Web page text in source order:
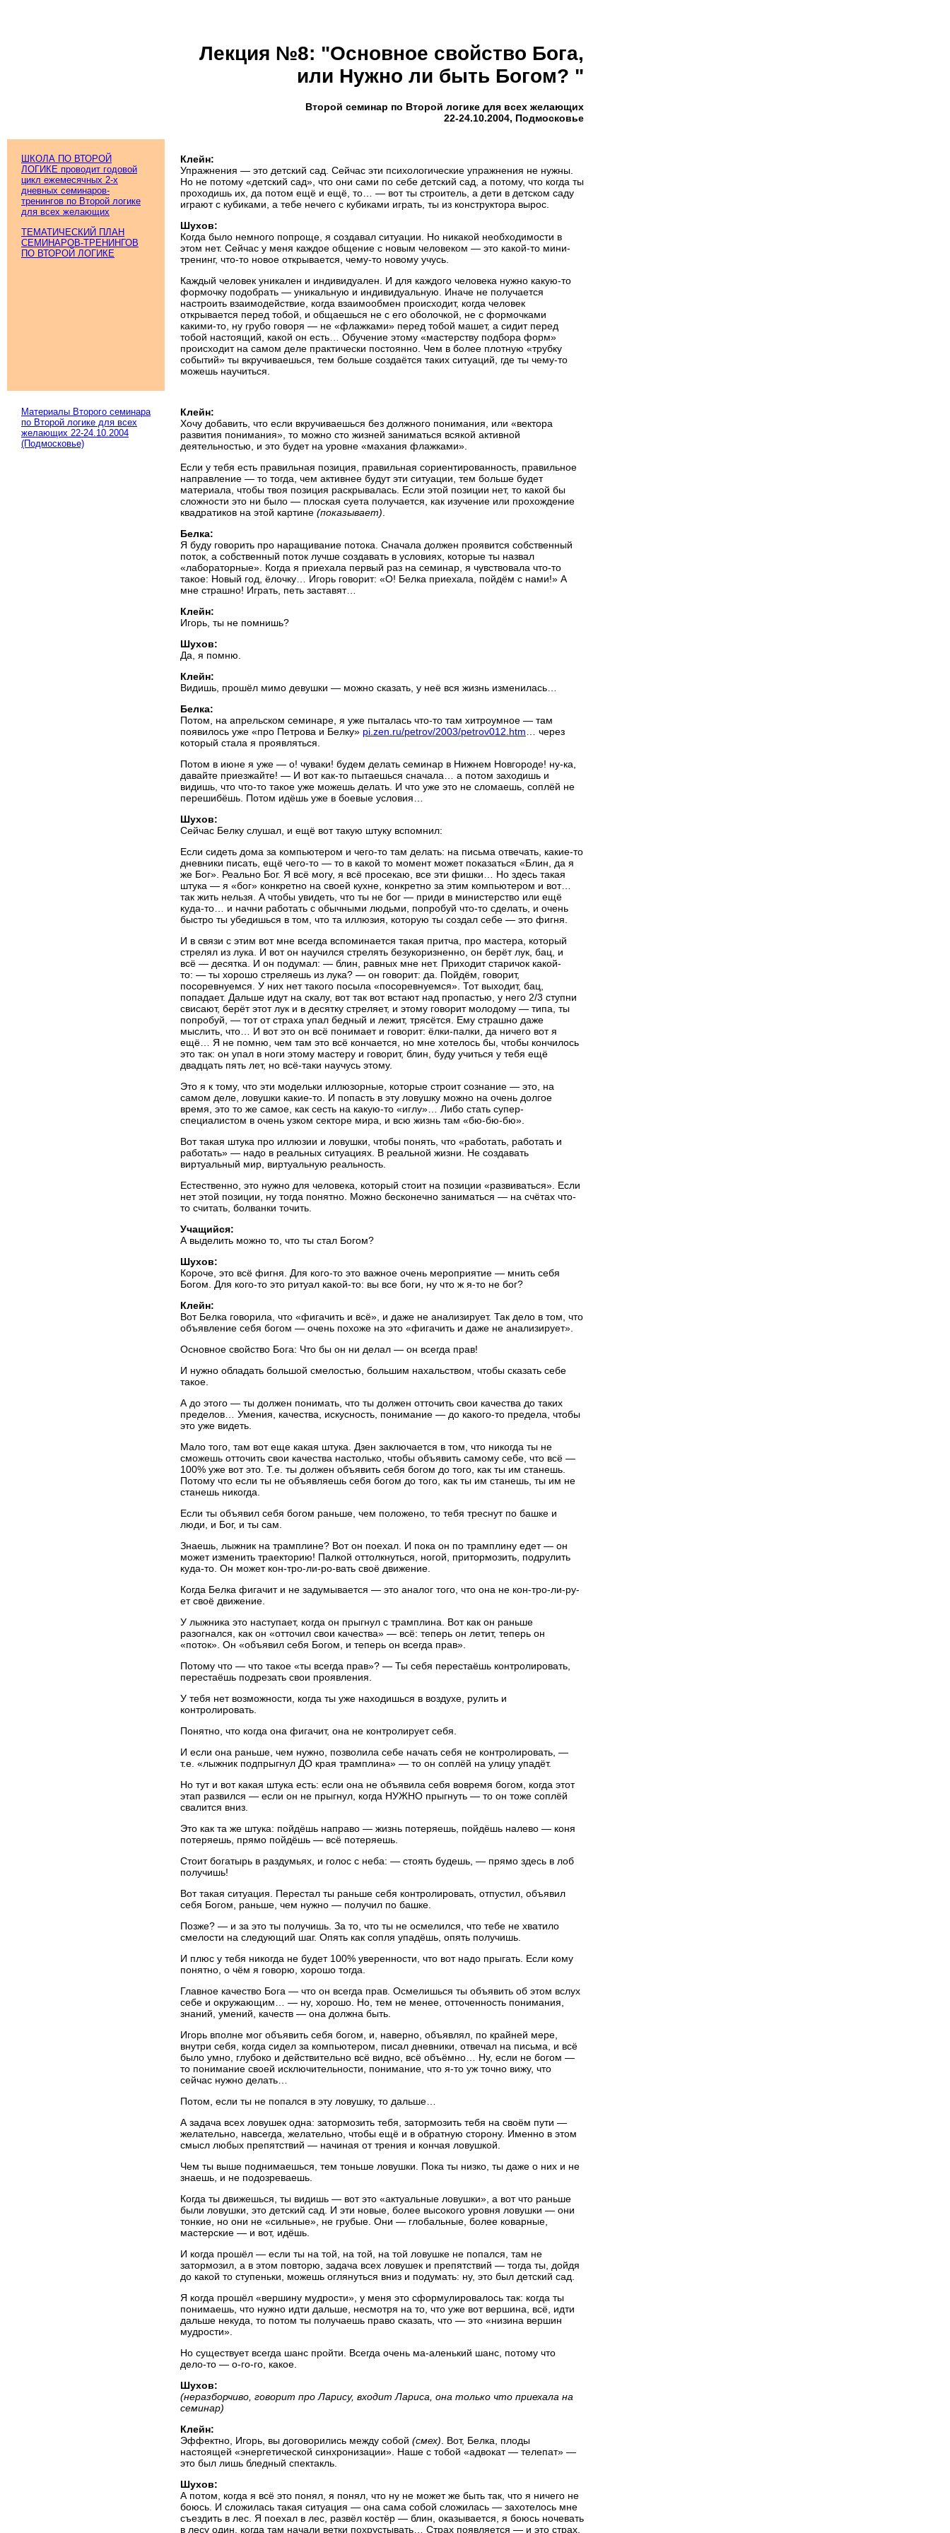
Лекция №8: "Основное свойство Бога,
или Нужно ли быть Богом? "
Второй семинар по Второй логике для всех желающих
22-24.10.2004, Подмосковье
ШКОЛА ПО ВТОРОЙ
ЛОГИКЕ проводит годовой
цикл ежемесячных 2-х
дневных семинаров-
тренингов по Второй логике
для всех желающих
ТЕМАТИЧЕСКИЙ ПЛАН
СЕМИНАРОВ-ТРЕНИНГОВ
ПО ВТОРОЙ ЛОГИКЕ
Клейн:
Упражнения — это детский сад. Сейчас эти психологические упражнения не нужны.
Но не потому «детский сад», что они сами по себе детский сад, а потому, что когда ты
проходишь их, да потом ещё и ещё, то… — вот ты строитель, а дети в детском саду
играют с кубиками, а тебе нечего с кубиками играть, ты из конструктора вырос.
Шухов:
Когда было немного попроще, я создавал ситуации. Но никакой необходимости в
этом нет. Сейчас у меня каждое общение с новым человеком — это какой-то мини-
тренинг, что-то новое открывается, чему-то новому учусь.
Каждый человек уникален и индивидуален. И для каждого человека нужно какую-то
формочку подобрать — уникальную и индивидуальную. Иначе не получается
настроить взаимодействие, когда взаимообмен происходит, когда человек
открывается перед тобой, и общаешься не с его оболочкой, не с формочками
какими-то, ну грубо говоря — не «флажками» перед тобой машет, а сидит перед
тобой настоящий, какой он есть… Обучение этому «мастерству подбора форм»
происходит на самом деле практически постоянно. Чем в более плотную «трубку
событий» ты вкручиваешься, тем больше создаётся таких ситуаций, где ты чему-то
можешь научиться.
Материалы Второго семинара
по Второй логике для всех
желающих 22-24.10.2004
(Подмосковье)
Клейн:
Хочу добавить, что если вкручиваешься без должного понимания, или «вектора
развития понимания», то можно сто жизней заниматься всякой активной
деятельностью, и это будет на уровне «махания флажками».
Если у тебя есть правильная позиция, правильная сориентированность, правильное
направление — то тогда, чем активнее будут эти ситуации, тем больше будет
материала, чтобы твоя позиция раскрывалась. Если этой позиции нет, то какой бы
сложности это ни было — плоская суета получается, как изучение или прохождение
квадратиков на этой картине (показывает)
Белка:
Я буду говорить про наращивание потока. Сначала должен проявится собственный
поток, а собственный поток лучше создавать в условиях, которые ты назвал
«лабораторные». Когда я приехала первый раз на семинар, я чувствовала что-то
такое: Новый год, ёлочку… Игорь говорит: «О! Белка приехала, пойдём с нами!» А
мне страшно! Играть, петь заставят…
Клейн:
Игорь, ты не помнишь?
Шухов:
Да, я помню.
Клейн:
Видишь, прошёл мимо девушки — можно сказать, у неё вся жизнь изменилась…
Белка:
Потом, на апрельском семинаре, я уже пыталась что-то там хитроумное — там
появилось уже «про Петрова и Белку» pi.zen.ru/petrov/2003/petrov012.htm … через
который стала я проявляться.
Потом в июне я уже — о! чуваки! будем делать семинар в Нижнем Новгороде! ну-ка,
давайте приезжайте! — И вот как-то пытаешься сначала… а потом заходишь и
видишь, что что-то такое уже можешь делать. И что уже это не сломаешь, соплёй не
перешибёшь. Потом идёшь уже в боевые условия…
Шухов:
Сейчас Белку слушал, и ещё вот такую штуку вспомнил:
Если сидеть дома за компьютером и чего-то там делать: на письма отвечать, какие-то
дневники писать, ещё чего-то — то в какой то момент может показаться «Блин, да я
же Бог». Реально Бог. Я всё могу, я всё просекаю, все эти фишки… Но здесь такая
штука — я «бог» конкретно на своей кухне, конкретно за этим компьютером и вот…
так жить нельзя. А чтобы увидеть, что ты не бог — приди в министерство или ещё
куда-то… и начни работать с обычными людьми, попробуй что-то сделать, и очень
быстро ты убедишься в том, что та иллюзия, которую ты создал себе — это фигня.
И в связи с этим вот мне всегда вспоминается такая притча, про мастера, который
стрелял из лука. И вот он научился стрелять безукоризненно, он берёт лук, бац, и
всё — десятка. И он подумал: — блин, равных мне нет. Приходит старичок какой-
то: — ты хорошо стреляешь из лука? — он говорит: да. Пойдём, говорит,
посоревнуемся. У них нет такого посыла «посоревнуемся». Тот выходит, бац,
попадает. Дальше идут на скалу, вот так вот встают над пропастью, у него 2/3 ступни
свисают, берёт этот лук и в десятку стреляет, и этому говорит молодому — типа, ты
попробуй, — тот от страха упал бедный и лежит, трясётся. Ему страшно даже
мыслить, что… И вот это он всё понимает и говорит: ёлки-палки, да ничего вот я
ещё… Я не помню, чем там это всё кончается, но мне хотелось бы, чтобы кончилось
это так: он упал в ноги этому мастеру и говорит, блин, буду учиться у тебя ещё
двадцать пять лет, но всё-таки научусь этому.
Это я к тому, что эти модельки иллюзорные, которые строит сознание — это, на
самом деле, ловушки какие-то. И попасть в эту ловушку можно на очень долгое
время, это то же самое, как сесть на какую-то «иглу»… Либо стать супер-
специалистом в очень узком секторе мира, и всю жизнь там «бю-бю-бю».
Вот такая штука про иллюзии и ловушки, чтобы понять, что «работать, работать и
работать» — надо в реальных ситуациях. В реальной жизни. Не создавать
виртуальный мир, виртуальную реальность.
Естественно, это нужно для человека, который стоит на позиции «развиваться». Если
нет этой позиции, ну тогда понятно. Можно бесконечно заниматься — на счётах что-
то считать, болванки точить.
Учащийся:
А выделить можно то, что ты стал Богом?
Шухов:
Короче, это всё фигня. Для кого-то это важное очень мероприятие — мнить себя
Богом. Для кого-то это ритуал какой-то: вы все боги, ну что ж я-то не бог?
Клейн:
Вот Белка говорила, что «фигачить и всё», и даже не анализирует. Так дело в том, что
объявление себя богом — очень похоже на это «фигачить и даже не анализирует».
Основное свойство Бога: Что бы он ни делал — он всегда прав!
И нужно обладать большой смелостью, большим нахальством, чтобы сказать себе
такое.
А до этого — ты должен понимать, что ты должен отточить свои качества до таких
пределов… Умения, качества, искусность, понимание — до какого-то предела, чтобы
это уже видеть.
Мало того, там вот еще какая штука. Дзен заключается в том, что никогда ты не
сможешь отточить свои качества настолько, чтобы объявить самому себе, что всё —
100% уже вот это. Т.е. ты должен объявить себя богом до того, как ты им станешь.
Потому что если ты не объявляешь себя богом до того, как ты им станешь, ты им не
станешь никогда.
Если ты объявил себя богом раньше, чем положено, то тебя треснут по башке и
люди, и Бог, и ты сам.
Знаешь, лыжник на трамплине? Вот он поехал. И пока он по трамплину едет — он
может изменить траекторию! Палкой оттолкнуться, ногой, притормозить, подрулить
куда-то. Он может кон-тро-ли-ро-вать своё движение.
Когда Белка фигачит и не задумывается — это аналог того, что она не кон-тро-ли-ру-
ет своё движение.
У лыжника это наступает, когда он прыгнул с трамплина. Вот как он раньше
разогнался, как он «отточил свои качества» — всё: теперь он летит, теперь он
«поток». Он «объявил себя Богом, и теперь он всегда прав».
Потому что — что такое «ты всегда прав»? — Ты себя перестаёшь контролировать,
перестаёшь подрезать свои проявления.
У тебя нет возможности, когда ты уже находишься в воздухе, рулить и
контролировать.
Понятно, что когда она фигачит, она не контролирует себя.
И если она раньше, чем нужно, позволила себе начать себя не контролировать, —
т.е. «лыжник подпрыгнул ДО края трамплина» — то он соплёй на улицу упадёт.
Но тут и вот какая штука есть: если она не объявила себя вовремя богом, когда этот
этап развился — если он не прыгнул, когда НУЖНО прыгнуть — то он тоже соплёй
свалится вниз.
Это как та же штука: пойдёшь направо — жизнь потеряешь, пойдёшь налево — коня
потеряешь, прямо пойдёшь — всё потеряешь.
Стоит богатырь в раздумьях, и голос с неба: — стоять будешь, — прямо здесь в лоб
получишь!
Вот такая ситуация. Перестал ты раньше себя контролировать, отпустил, объявил
себя Богом, раньше, чем нужно — получил по башке.
Позже? — и за это ты получишь. За то, что ты не осмелился, что тебе не хватило
смелости на следующий шаг. Опять как сопля упадёшь, опять получишь.
И плюс у тебя никогда не будет 100% уверенности, что вот надо прыгать. Если кому
понятно, о чём я говорю, хорошо тогда.
Главное качество Бога — что он всегда прав. Осмелишься ты объявить об этом вслух
себе и окружающим… — ну, хорошо. Но, тем не менее, отточенность понимания,
знаний, умений, качеств — она должна быть.
Игорь вполне мог объявить себя богом, и, наверно, объявлял, по крайней мере,
внутри себя, когда сидел за компьютером, писал дневники, отвечал на письма, и всё
было умно, глубоко и действительно всё видно, всё объёмно… Ну, если не богом —
то понимание своей исключительности, понимание, что я-то уж точно вижу, что
сейчас нужно делать…
Потом, если ты не попался в эту ловушку, то дальше…
А задача всех ловушек одна: затормозить тебя, затормозить тебя на своём пути —
желательно, навсегда, желательно, чтобы ещё и в обратную сторону. Именно в этом
смысл любых препятствий — начиная от трения и кончая ловушкой.
Чем ты выше поднимаешься, тем тоньше ловушки. Пока ты низко, ты даже о них и не
знаешь, и не подозреваешь.
Когда ты движешься, ты видишь — вот это «актуальные ловушки», а вот что раньше
были ловушки, это детский сад. И эти новые, более высокого уровня ловушки — они
тонкие, но они не «сильные», не грубые. Они — глобальные, более коварные,
мастерские — и вот, идёшь.
И когда прошёл — если ты на той, на той, на той ловушке не попался, там не
затормозил, а в этом повторю, задача всех ловушек и препятствий — тогда ты, дойдя
до какой то ступеньки, можешь оглянуться вниз и подумать: ну, это был детский сад.
Я когда прошёл «вершину мудрости», у меня это сформулировалось так: когда ты
понимаешь, что нужно идти дальше, несмотря на то, что уже вот вершина, всё, идти
дальше некуда, то потом ты получаешь право сказать, что — это «низина вершин
мудрости».
Но существует всегда шанс пройти. Всегда очень ма-аленький шанс, потому что
дело-то — о-го-го, какое.
Шухов:
(неразборчиво, говорит про Ларису, входит Лариса, она только что приехала на
семинар)
Клейн:
Эффектно, Игорь, вы договорились между собой (смех) . Вот, Белка, плоды
настоящей «энергетической синхронизации». Наше с тобой «адвокат — телепат» —
это был лишь бледный спектакль.
Шухов:
А потом, когда я всё это понял, я понял, что ну не может же быть так, что я ничего не
боюсь. И сложилась такая ситуация — она сама собой сложилась — захотелось мне
съездить в лес. Я поехал в лес, развёл костёр — блин, оказывается, я боюсь ночевать
в лесу один, когда там начали ветки похрустывать… Страх появляется — и это страх,